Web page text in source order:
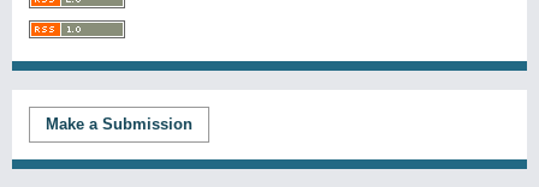
Make a Submission